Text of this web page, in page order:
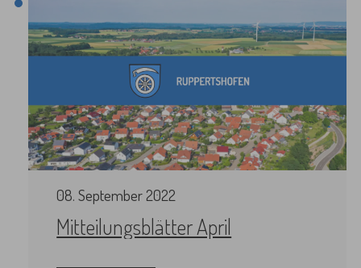
08.September2022
Mitteilungsblätter April